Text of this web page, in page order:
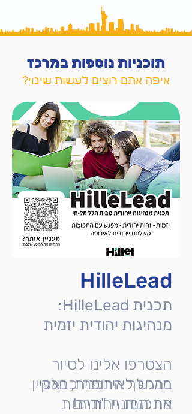
תוכניות נוספות במרכז
איפה אתם רוצים לעשות שינוי?
תכנית HilleLead:
מנהיגות יהודית יזמית
הצטרפו אלינו לסיור
מרגש לאירופה כחלק
מתכנית ייחודית!
במהלך התכנית, נאפיין
את המונח "תרבות
HilleLead